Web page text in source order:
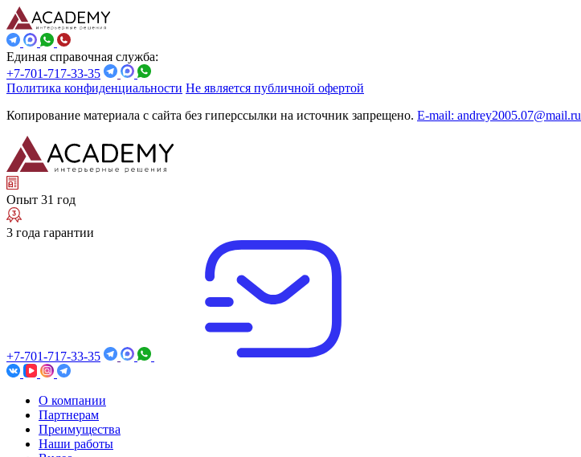
Единая справочная служба:
+7-701-717-33-35
Политика конфиденциальности Не является публичной офертой
Копирование материала с сайта без гиперссылки на источник запрещено. E-mail: andrey2005.07@mail.ru
Опыт 31 год
3 года гарантии
+7-701-717-33-35
О компании
Партнерам
Преимущества
Наши работы